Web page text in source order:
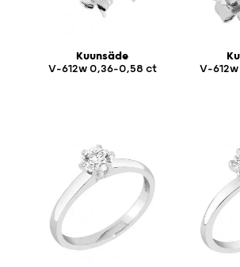
Kuunsäde
V-612w 0,36-0,58 ct
V-